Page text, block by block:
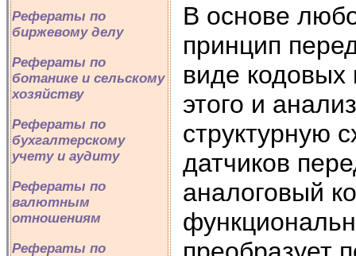
Рефераты по
биржевому делу
Рефераты по
ботанике и сельскому
хозяйству
Рефераты по
бухгалтерскому
учету и аудиту
Рефераты по
валютным
отношениям
Рефераты по
В основе
принцип
виде кодовых
этого и
структурную
датчиков
аналоговый